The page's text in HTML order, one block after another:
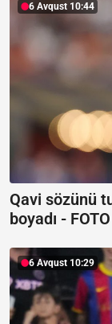
6 Avqust 10:44
Qavi sözünü
boyadı - FOTO
6 Avqust 10:29